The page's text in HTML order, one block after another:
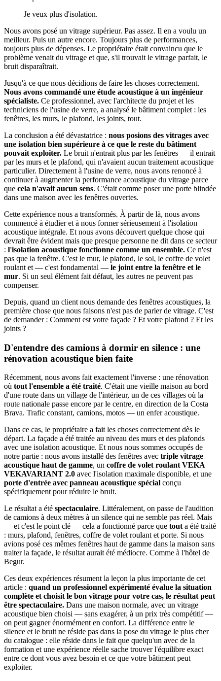
Je veux plus d'isolation.
Nous avons posé un vitrage supérieur. Pas assez. Il en a voulu un
meilleur. Puis un autre encore. Toujours plus de performances,
toujours plus de dépenses. Le propriétaire était convaincu que le
problème venait du vitrage et que, s'il trouvait le vitrage parfait, le
bruit disparaîtrait.
Jusqu'à ce que nous décidions de faire les choses correctement.
Nous avons commandé une étude acoustique à un ingénieur
spécialiste. Ce professionnel, avec l'architecte du projet et les
techniciens de l'usine de verre, a analysé le bâtiment complet : les
fenêtres, les murs, le plafond, les joints, tout.
La conclusion a été dévastatrice : nous posions des vitrages avec
une isolation bien supérieure à ce que le reste du bâtiment
pouvait exploiter. Le bruit n'entrait plus par les fenêtres — il entrait
par les murs et le plafond, qui n'avaient aucun traitement acoustique
particulier. Directement à l'usine de verre, nous avons renoncé à
continuer à augmenter la performance acoustique du vitrage parce
que cela n'avait aucun sens. C'était comme poser une porte blindée
dans une maison avec les fenêtres ouvertes.
Cette expérience nous a transformés. À partir de là, nous avons
commencé à étudier et à nous former sérieusement à l'isolation
acoustique intégrale. Et nous avons découvert quelque chose qui
devrait être évident mais que presque personne ne dit dans ce secteur
: l'isolation acoustique fonctionne comme un ensemble. Ce n'est
pas que la fenêtre. C'est le mur, le plafond, le sol, le coffre de volet
roulant et — c'est fondamental — le joint entre la fenêtre et le
mur. Si un seul élément fait défaut, les autres ne peuvent pas
compenser.
Depuis, quand un client nous demande des fenêtres acoustiques, la
première chose que nous faisons n'est pas de parler de vitrage. C'est
de demander : Comment est votre façade ? Et votre plafond ? Et les
joints ?
D'entendre des camions à dormir en silence : une
rénovation acoustique bien faite
Récemment, nous avons fait exactement l'inverse : une rénovation
où tout l'ensemble a été traité. C'était une vieille maison au bord
d'une route dans un village de l'intérieur, un de ces villages où la
route nationale passe encore par le centre, en direction de la Costa
Brava. Trafic constant, camions, motos — un enfer acoustique.
Dans ce cas, le propriétaire a fait les choses correctement dès le
départ. La façade a été traitée au niveau des murs et des plafonds
avec une isolation acoustique. Et nous nous sommes occupés de
notre partie : nous avons installé des fenêtres avec triple vitrage
acoustique haut de gamme, un coffre de volet roulant VEKA
VEKAVARIANT 2.0 avec l'isolation maximale disponible, et une
porte d'entrée avec panneau acoustique spécial conçu
spécifiquement pour réduire le bruit.
Le résultat a été spectaculaire. Littéralement, on passe de l'audition
de camions à deux mètres à un silence qui ne semble pas réel. Mais
— et c'est le point clé — cela a fonctionné parce que tout a été traité
: murs, plafond, fenêtres, coffre de volet roulant et porte. Si nous
avions posé ces mêmes fenêtres haut de gamme dans la maison sans
traiter la façade, le résultat aurait été médiocre. Comme à l'hôtel de
Begur.
Ces deux expériences résument la leçon la plus importante de cet
article : quand un professionnel expérimenté évalue la situation
complète et choisit le bon vitrage pour votre cas, le résultat peut
être spectaculaire. Dans une maison normale, avec un vitrage
acoustique bien choisi — sans exagérer, à un prix très compétitif —
on peut gagner énormément en confort. La différence entre le
silence et le bruit ne réside pas dans la pose du vitrage le plus cher
du catalogue : elle réside dans le fait que quelqu'un avec de la
formation et une expérience réelle sache trouver l'équilibre exact
entre ce dont vous avez besoin et ce que votre bâtiment peut
exploiter.